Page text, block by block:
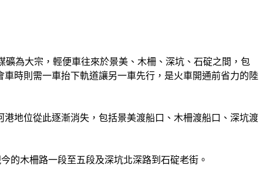
為大宗，輕便車往來於景美、木柵、深坑、石碇之間，包
時則需一車抬下軌道讓另一車先行，是火車開通前省力的陸
地位從此逐漸消失，包括景美渡船口、木柵渡船口、深坑渡
的木柵路一段至五段及深坑北深路到石碇老街。